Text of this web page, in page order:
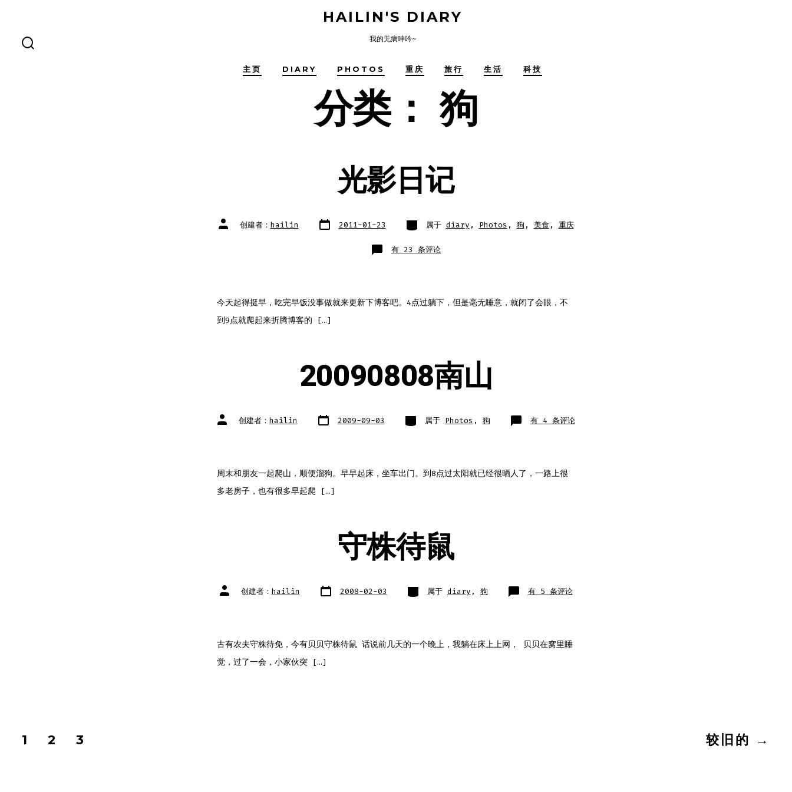
HAILIN'S DIARY
我的无病呻吟~
主页 DIARY PHOTOS 重庆 旅行 生活 科技
分类：狗
光影日记
文
章 创建者： hailin 文
章 2011-01-23 类
别 属于 diary , Photos , 狗 , 美食, 重庆
光
影
有 23 条评论
今天起得挺早，吃完早饭没事做就来更新下博客吧。4点过躺下，但是毫无睡意，就闭了会眼，不
到9点就爬起来折腾博客的 […]
20090808南山
文
章 创建者： hailin 文
章 2009-09-03 类
别 属于 Photos , 狗 20090808
南
有 4 条评论
周末和朋友一起爬山，顺便溜狗。早早起床，坐车出门。到8点过太阳就已经很晒人了，一路上很
多老房子，也有很多早起爬 […]
守株待鼠
文
章 创建者： hailin 文
章 2008-02-03 类
别 属于 diary , 狗 守
株
有 5 条评论
古有农夫守株待免，今有贝贝守株待鼠 话说前几天的一个晚上，我躺在床上上网， 贝贝在窝里睡
觉，过了一会，小家伙突 […]
文
1 2 3 较旧的 →